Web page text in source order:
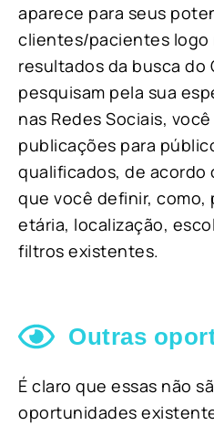
aparece para seus
clientes/pacientes logo
resultados da busca do
pesquisam pela sua
nas Redes Sociais,
publicações para
qualificados, de acordo
que você definir, como,
etária, localização,
filtros existentes.
Outras
É claro que essas não
oportunidades